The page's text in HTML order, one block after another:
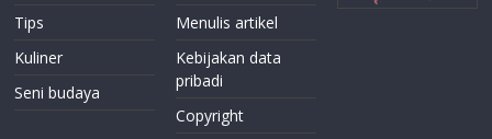
Tips
Kuliner
Seni budaya
Menulis artikel
Kebijakan data
pribadi
Copyright